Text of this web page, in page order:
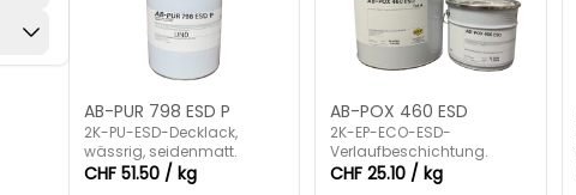
AB-PUR 798 ESD P
2K-PU-ESD-Decklack,
wässrig, seidenmatt.
CHF 51.50 / kg
AB-POX 460 ESD
2K-EP-ECO-ESD-
Verlaufbeschichtung.
CHF 25.10 / kg